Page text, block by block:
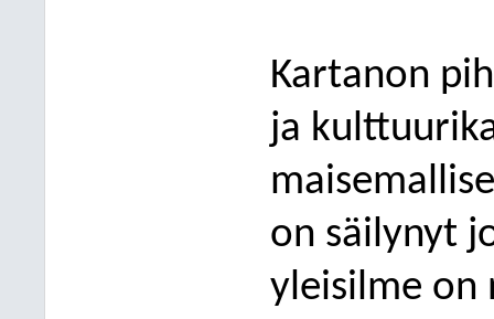
Kartanon
ja
on säilynyt
yleisilme on